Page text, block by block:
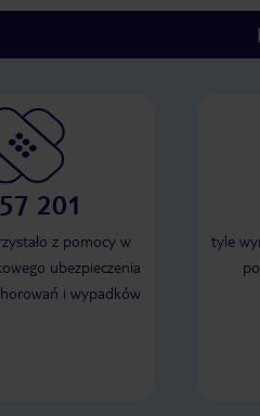
201
z pomocy w
ubezpieczenia
i wypadków
tyle